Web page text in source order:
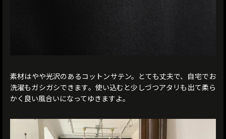
素材はやや光沢のあるコットンサテン。とても丈夫で、自宅でお
洗濯もガシガシできます。使い込むと少しづつアタリも出て柔ら
かく良い風合いになってゆきますよ。